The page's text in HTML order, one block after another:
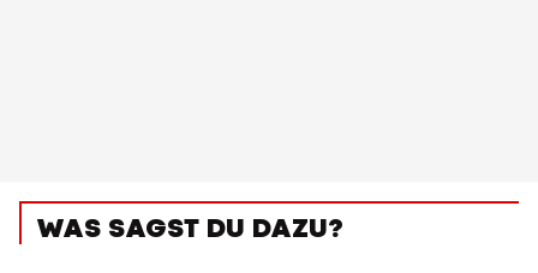
WAS SAGST DU DAZU?